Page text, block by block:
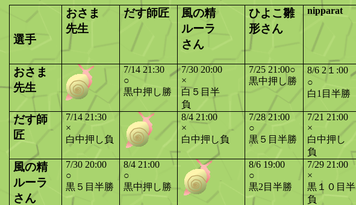
選手
おさま
先生
だす師匠
風の精
ルーラ
さん
ひよこ雛
形さん
nipparat
おさま
先生
7/14 21:30
○
黒中押し勝
7/30 20:00
×
白５目半
負
7/25 21:00○
黒中押し勝
8/6 2１:00
○
白1目半勝
だす師
匠
7/14 21:30
×
白中押し負
8/4 21:00
×
白中押し負
7/28 21:00
○
黒５目半勝
7/21 21:00
×
白中押し
負
風の精
ルーラ
さん
7/30 20:00
○
黒５目半勝
8/4 21:00
○
黒中押し勝
8/6 19:00
○
黒2目半勝
7/29 21:00
×
黒１０目半
負